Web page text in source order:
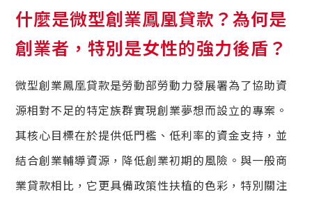
什麼是微型創業鳳凰貸款？為何是
創業者，特別是女性的強力後盾？
微型創業鳳凰貸款是勞動部勞動力發展署為了協助資
源相對不足的特定族群實現創業夢想而設立的專案。
其核心目標在於提供低門檻、低利率的資金支持，並
結合創業輔導資源，降低創業初期的風險。與一般商
業貸款相比，它更具備政策性扶植的色彩，特別關注